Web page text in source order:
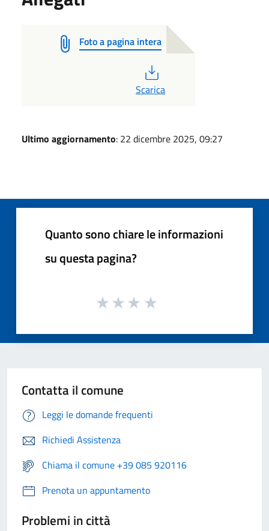
Foto a pagina intera
Scarica
Ultimo aggiornamento: 22 dicembre 2025, 09:27
Quanto sono chiare le informazioni
su questa pagina?
Contatta il comune
Leggi le domande frequenti
Richiedi Assistenza
Chiama il comune +39 085 920116
Prenota un appuntamento
Problemi in città